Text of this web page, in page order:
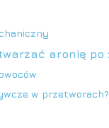
aronię po
w przetworach?